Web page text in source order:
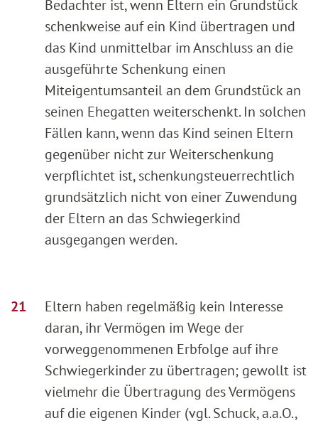
Bedachter ist, wenn Eltern ein Grundstück
schenkweise auf ein Kind übertragen und
das Kind unmittelbar im Anschluss an die
ausgeführte Schenkung einen
Miteigentumsanteil an dem Grundstück an
seinen Ehegatten weiterschenkt. In solchen
Fällen kann, wenn das Kind seinen Eltern
gegenüber nicht zur Weiterschenkung
verpflichtet ist, schenkungsteuerrechtlich
grundsätzlich nicht von einer Zuwendung
der Eltern an das Schwiegerkind
ausgegangen werden.
Eltern haben regelmäßig kein Interesse
daran, ihr Vermögen im Wege der
vorweggenommenen Erbfolge auf ihre
Schwiegerkinder zu übertragen; gewollt ist
vielmehr die Übertragung des Vermögens
auf die eigenen Kinder (vgl. Schuck, a.a.O.,